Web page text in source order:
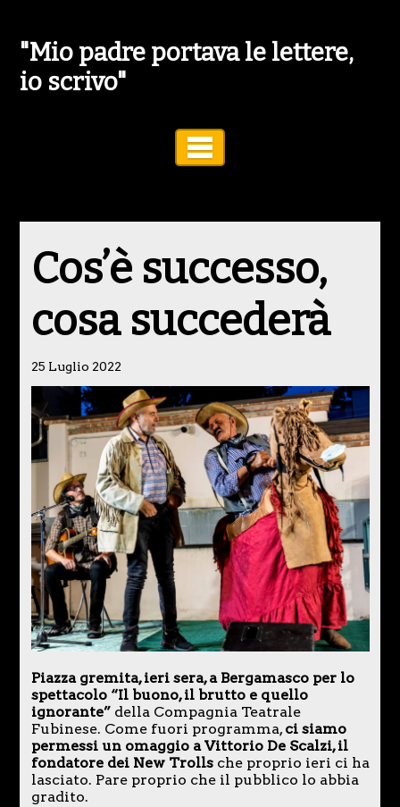
"Mio padre portava le lettere,
io scrivo"
Cos’è successo,
cosa succederà
25 Luglio 2022
Piazza gremita, ieri sera, a Bergamasco per lo
spettacolo “Il buono, il brutto e quello
ignorante”della Compagnia Teatrale
Fubinese. Come fuori programma,ci siamo
permessi un omaggio a Vittorio De Scalzi, il
fondatore dei New Trollsche proprio ieri ci ha
lasciato. Pare proprio che il pubblico lo abbia
gradito.